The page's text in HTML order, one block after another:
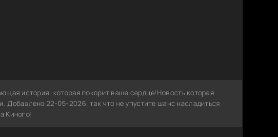
история, которая покорит ваше сердце!Новость которая
Добавлено 22-05-2026, так что не упустите шанс насладиться
Киного!